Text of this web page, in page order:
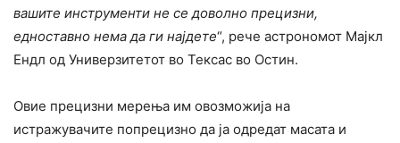
вашите инструменти не се доволно прецизни,
едноставно нема да ги најдете“, рече астрономот Мајкл
Ендл од Универзитетот во Тексас во Остин.
Овие прецизни мерења им овозможија на
истражувачите попрецизно да ја одредат масата и